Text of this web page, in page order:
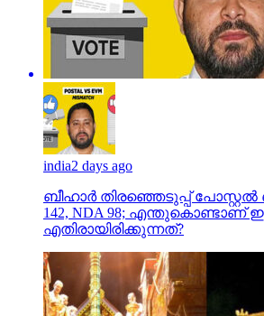
india2 days ago
ബീഹാർ തിരഞ്ഞെടുപ്പ് പോസ്റ്റൽ
142, NDA 98; എന്തുകൊണ്ടാണ്
എതിരായിരിക്കുന്നത്?